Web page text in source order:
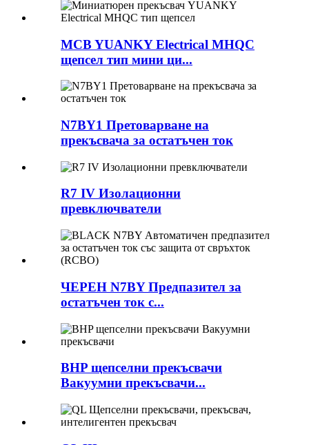
MCB YUANKY Electrical MHQC
щепсел тип мини ци...
N7BY1 Претоварване на
прекъсвача за остатъчен ток
R7 IV Изолационни
превключватели
ЧЕРЕН N7BY Предпазител за
остатъчен ток с...
BHP щепселни прекъсвачи
Вакуумни прекъсвачи...